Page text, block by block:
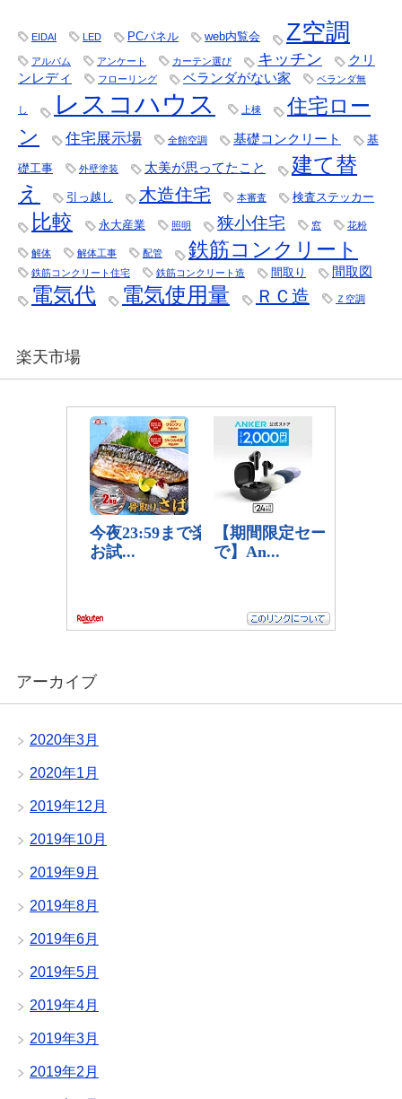
EIDAI LED PCパネル web内覧会 Z空調
アルバム アンケート カーテン選び キッチン
クリ
ンレディ
フローリング ベランダがない家 ベランダ無
し レスコハウス 上棟
住宅ロー
ン
住宅展示場 全館空調 基礎コンクリート 基
礎工事 外壁塗装 太美が思ってたこと
建て替
え
引っ越し 木造住宅 本審査 検査ステッカー
比較 永大産業 照明 狭小住宅 窓 花粉
解体 解体工事 配管 鉄筋コンクリート
鉄筋コンクリート住宅 鉄筋コンクリート造 間取り 間取図
電気代 電気使用量 ＲＣ造 Ｚ空調
楽天市場
アーカイブ
2020年3月
2020年1月
2019年12月
2019年10月
2019年9月
2019年8月
2019年6月
2019年5月
2019年4月
2019年3月
2019年2月